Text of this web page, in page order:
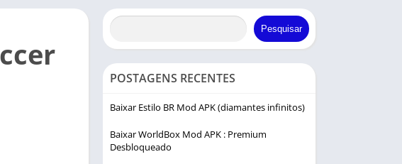
Minecraft
Causal
Educação
Esportes
Música
Simulação
Interpretação de papéis
Fotografia
Música e áudio
Pesquisar
POSTAGENS RECENTES
Baixar Estilo BR Mod APK (diamantes infinitos)
Baixar WorldBox Mod APK : Premium
Desbloqueado